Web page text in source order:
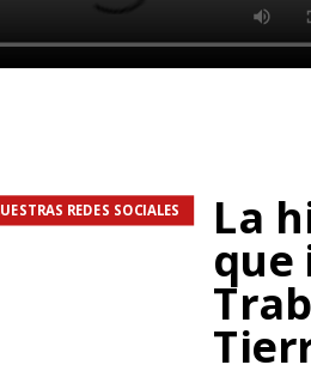
REDES SOCIALES La
que